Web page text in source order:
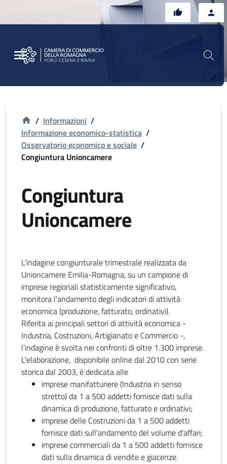
/ Informazioni /
Informazione economico-statistica /
Osservatorio economico e sociale /
Congiuntura Unioncamere
Congiuntura
Unioncamere
L’indagine congiunturale trimestrale realizzata da
Unioncamere Emilia-Romagna, su un campione di
imprese regionali statisticamente significativo,
monitora l'andamento degli indicatori di attività
economica (produzione, fatturato, ordinativi).
Riferita ai principali settori di attività economica -
Industria, Costruzioni, Artigianato e Commercio -,
l’indagine è svolta nei confronti di oltre 1.300 imprese.
L'elaborazione, disponibile online dal 2010 con serie
storica dal 2003, è dedicata alle
imprese manifatturiere (Industria in senso
stretto) da 1 a 500 addetti fornisce dati sulla
dinamica di produzione, fatturato e ordinativi;
imprese delle Costruzioni da 1 a 500 addetti
fornisce dati sull'andamento del volume d'affari;
imprese commerciali da 1 a 500 addetti fornisce
dati sulla dinamica di vendite e giacenze.